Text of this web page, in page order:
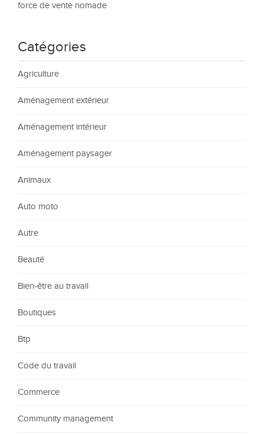
force de vente nomade
Catégories
Agriculture
Aménagement extérieur
Aménagement intérieur
Aménagement paysager
Animaux
Auto moto
Autre
Beauté
Bien-être au travail
Boutiques
Btp
Code du travail
Commerce
Community management